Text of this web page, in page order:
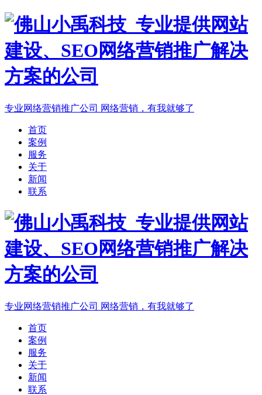
专业网络营销推广公司 网络营销，有我就够了
首页
案例
服务
关于
新闻
联系
专业网络营销推广公司 网络营销，有我就够了
首页
案例
服务
关于
新闻
联系